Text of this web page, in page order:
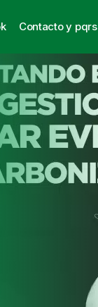
Contacto y pqrs